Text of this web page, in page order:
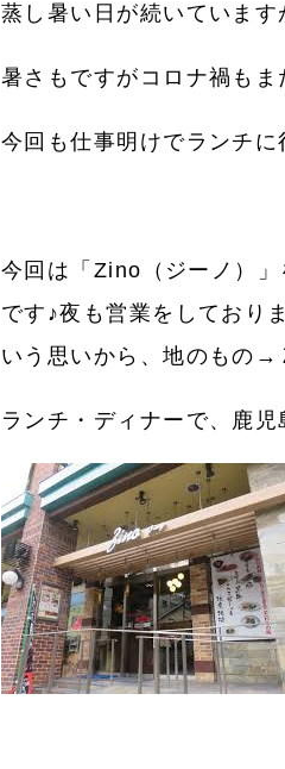
蒸し暑い日が続いていま
暑さもですがコロナ禍もま
今回も仕事明けでランチ
今回は「Zino（ジーノ）
です♪夜も営業をしており
いう思いから、地のもの→
ランチ・ディナーで、鹿